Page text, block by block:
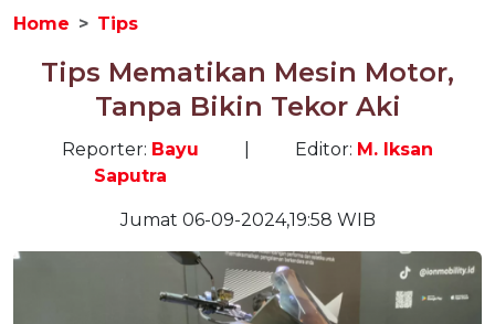
Home Tips
Tips Mematikan Mesin Motor,
Tanpa Bikin Tekor Aki
Reporter: Bayu
Saputra
Editor: M. Iksan
Jumat 06-09-2024,19:58 WIB